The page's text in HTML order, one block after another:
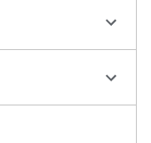
- NZ
finest